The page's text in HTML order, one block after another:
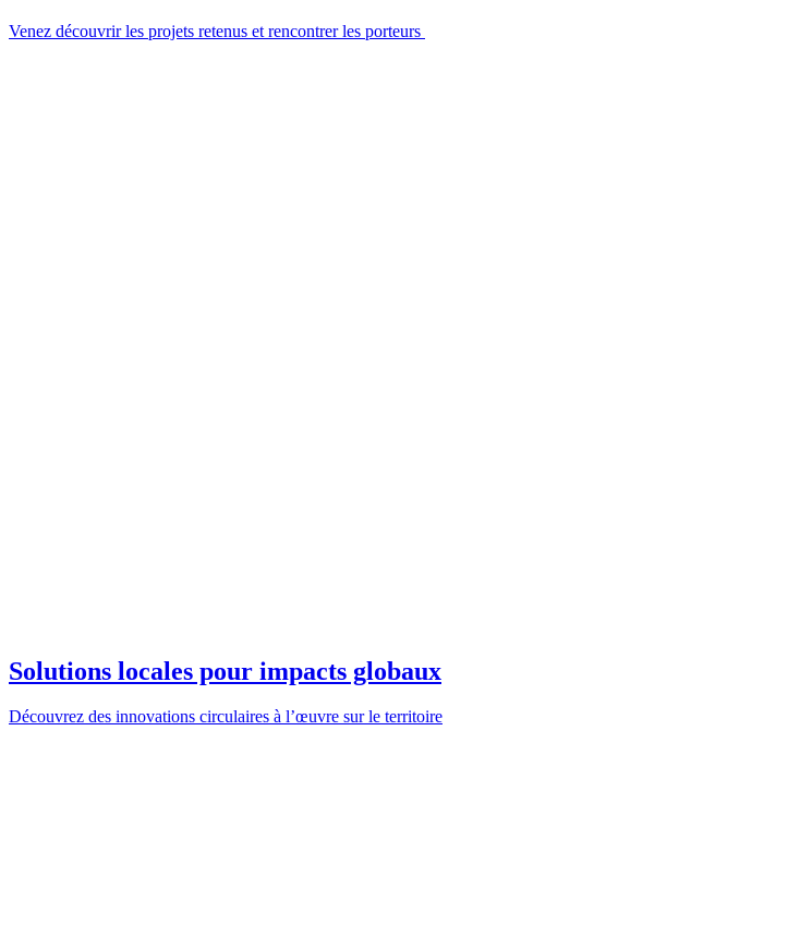
Venez découvrir les projets retenus et rencontrer les porteurs
Solutions locales pour impacts globaux
Découvrez des innovations circulaires à l’œuvre sur le territoire